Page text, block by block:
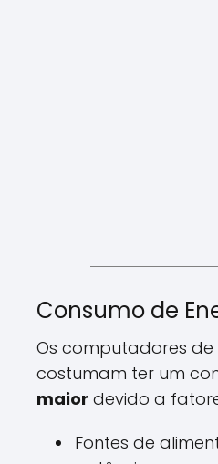
Consumo de
Os computadores de
costumam ter um
maior devido a
Fontes de